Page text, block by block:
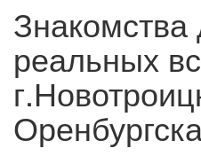
Знакомства
реальных